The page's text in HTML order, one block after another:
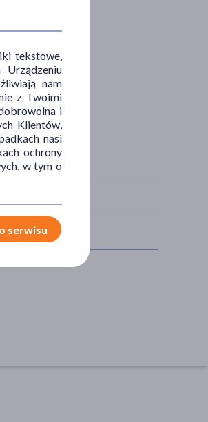
tekstowe,
nam
z Twoimi
i
Klientów,
nasi
ochrony
w tym o
serwisu